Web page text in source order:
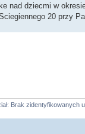
nad dziecmi w
20 przy
Brak zidentyfikowanych